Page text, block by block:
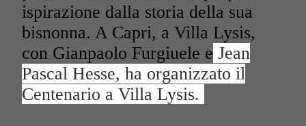
ispirazione dalla storia della sua
bisnonna. A Capri, a Villa Lysis,
con Gianpaolo Furgiuele e Jean
Pascal Hesse, ha organizzato il
Centenario a Villa Lysis.